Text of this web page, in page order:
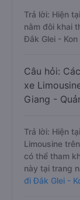
Trả lời: Hiện
nằm đôi khai
Đắk Glei - Kon
Câu hỏi:
xe
Giang -
Trả lời: Hiện
Limousine
có thể tham
này tại trang
đi Đắk Glei -